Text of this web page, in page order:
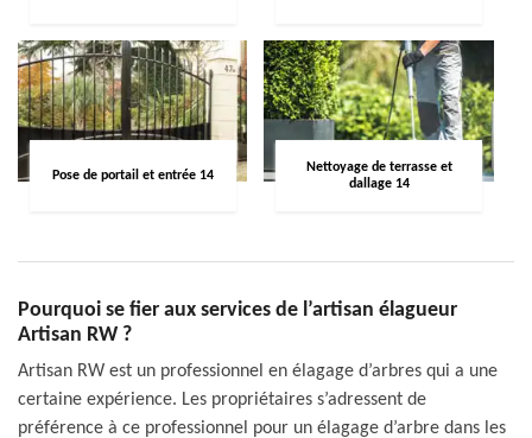
Pose de portail et entrée 14
Nettoyage de terrasse et
dallage 14
Pourquoi se fier aux services de l’artisan élagueur
Artisan RW ?
Artisan RW est un professionnel en élagage d’arbres qui a une
certaine expérience. Les propriétaires s’adressent de
préférence à ce professionnel pour un élagage d’arbre dans les